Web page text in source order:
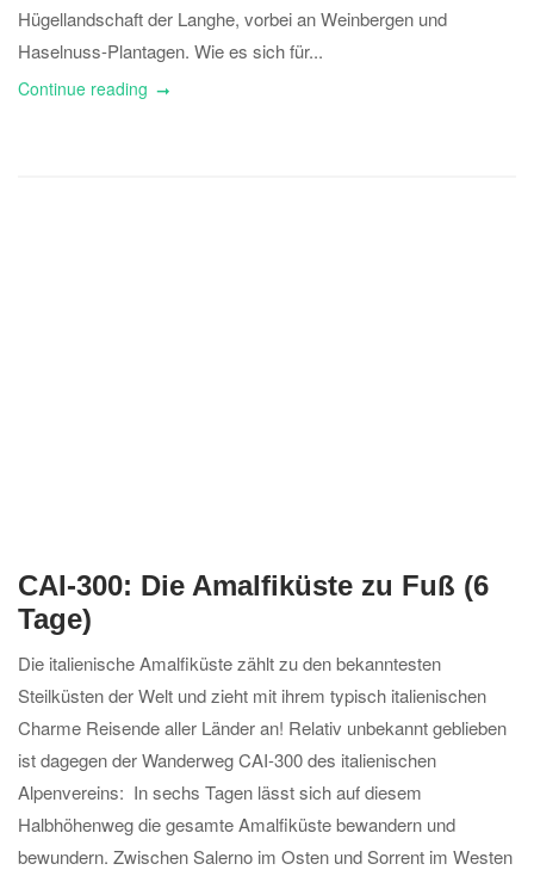
Hügellandschaft der Langhe, vorbei an Weinbergen und
Haselnuss-Plantagen. Wie es sich für...
Continue reading
CAI-300: Die Amalfiküste zu Fuß (6
Tage)
Die italienische Amalfiküste zählt zu den bekanntesten
Steilküsten der Welt und zieht mit ihrem typisch italienischen
Charme Reisende aller Länder an! Relativ unbekannt geblieben
ist dagegen der Wanderweg CAI-300 des italienischen
Alpenvereins: In sechs Tagen lässt sich auf diesem
Halbhöhenweg die gesamte Amalfiküste bewandern und
bewundern. Zwischen Salerno im Osten und Sorrent im Westen